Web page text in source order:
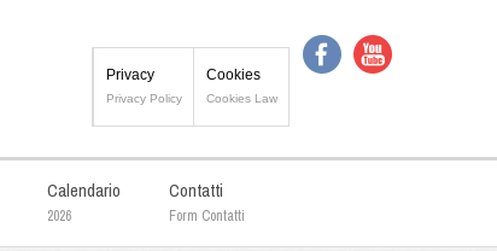
Privacy
Privacy Policy
Cookies
Cookies Law
Calendario
2026
Contatti
Form Contatti